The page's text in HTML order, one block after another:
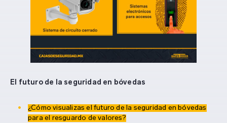
El futuro de la seguridad en bóvedas
¿Cómo visualizas el futuro de la seguridad en bóvedas
para el resguardo de valores?